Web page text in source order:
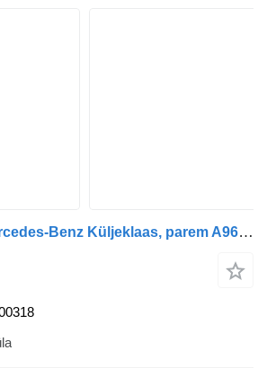
Boczna szyba Mercedes-Benz Küljeklaas, parem A9607200318 do ciągnika siodłowego Mercedes-Benz Actros